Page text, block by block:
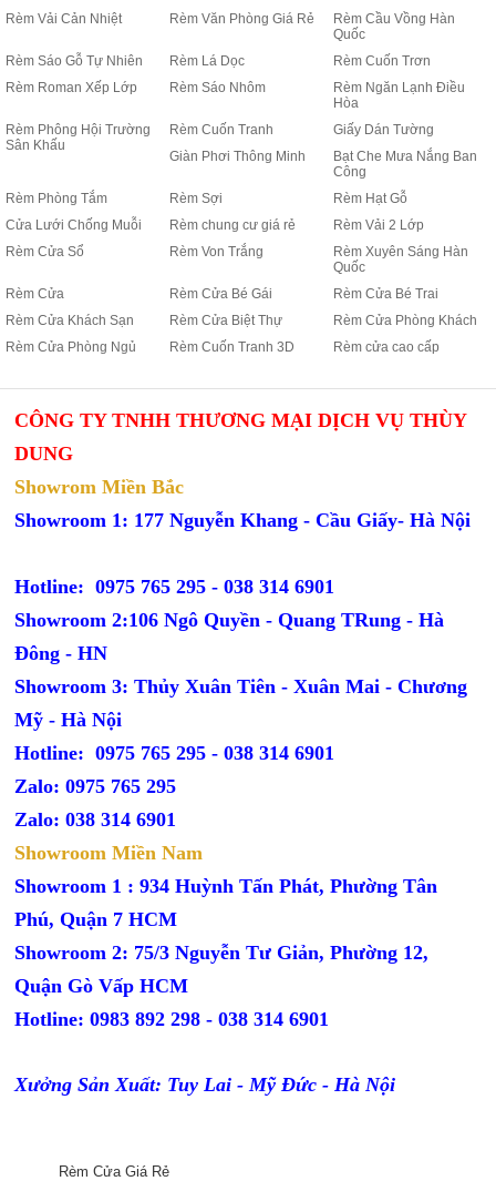
Rèm Vải Cản Nhiệt Rèm Văn Phòng Giá Rẻ
Rèm Cầu Vồng Hàn
Quốc
Rèm Sáo Gỗ Tự Nhiên
Rèm Lá Dọc
Rèm Cuốn Trơn
Rèm Roman Xếp Lớp
Rèm Sáo Nhôm
Rèm Ngăn Lạnh Điều
Hòa
Rèm Phông Hội Trường
Sân Khấu
Rèm Cuốn Tranh
Giấy Dán Tường
Giàn Phơi Thông Minh
Bạt Che Mưa Nắng Ban
Công
Rèm Phòng Tắm
Rèm Sợi
Rèm Hạt Gỗ
Cửa Lưới Chống Muỗi
Rèm chung cư giá rẻ
Rèm Vải 2 Lớp
Rèm Cửa Sổ
Rèm Von Trắng
Rèm Xuyên Sáng Hàn
Quốc
Rèm Cửa
Rèm Cửa Bé Gái
Rèm Cửa Bé Trai
Rèm Cửa Khách Sạn
Rèm Cửa Biệt Thự
Rèm Cửa Phòng Khách
Rèm Cửa Phòng Ngủ
Rèm Cuốn Tranh 3D Rèm cửa cao cấp
CÔNG TY TNHH THƯƠNG MẠI DỊCH VỤ THÙY
DUNG
Showrom Miền Bắc
Showroom 1: 177 Nguyễn Khang - Cầu Giấy- Hà Nội
Hotline: 0975 765 295 -038 314 6901
Showroom 2:106 Ngô Quyền - Quang TRung - Hà
Đông - HN
Showroom 3: Thủy Xuân Tiên - Xuân Mai - Chương
Mỹ - Hà Nội
Hotline: 0975 765 295 -038 314 6901
Zalo: 0975 765 295
Zalo: 038 314 6901
Showroom Miền Nam
Showroom 1 : 934 Huỳnh Tấn Phát, Phường Tân
Phú, Quận 7 HCM
Showroom 2: 75/3 Nguyễn Tư Giản, Phường 12,
Quận Gò Vấp HCM
Hotline: 0983 892 298 - 038 314 6901
Xưởng Sản Xuất: Tuy Lai - Mỹ Đức - Hà Nội
Rèm Cửa Giá Rẻ